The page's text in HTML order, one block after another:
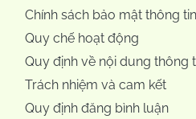
Chính sách bảo mật thông tin
Quy chế hoạt động
Quy định về nội dung thông
Trách nhiệm và cam kết
Quy định đăng bình luận